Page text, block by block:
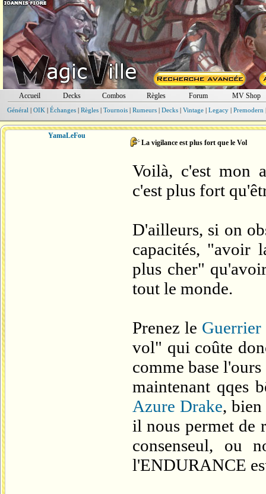
Accueil Decks Combos Règles Forum MV Shop
Général | OIK | Échanges| Règles| Tournois| Rumeurs| Decks| Vintage| Legacy| Premodern
YamaLeFou
La vigilance est plus fort que le Vol
Voilà, c'est mon
c'est plus fort
D'ailleurs, si on
capacités, "avoir
plus cher"
tout le monde.
Prenez le
vol" qui coûte
comme base
maintenant qqes
Azure Drake,
il nous permet de
consenseul, ou
l'ENDURANCE